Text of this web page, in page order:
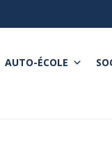
AUTO-ÉCOLE